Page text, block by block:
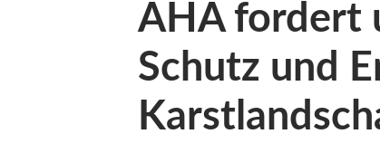
AHA fordert
Schutz und